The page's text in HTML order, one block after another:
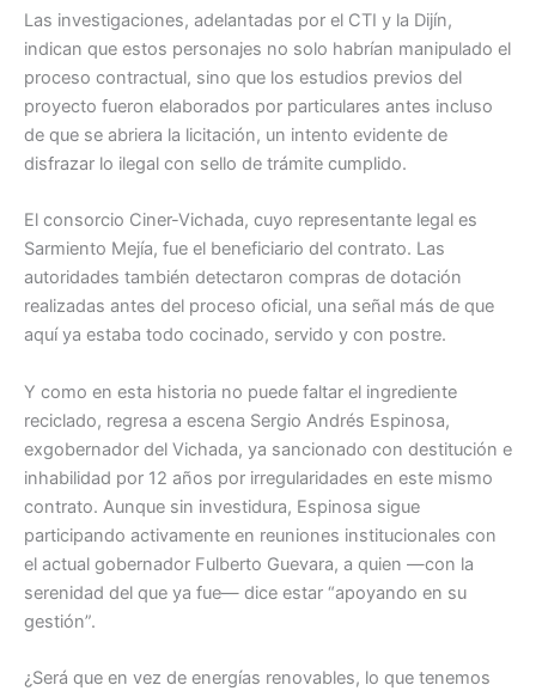
Las investigaciones, adelantadas por el CTI y la Dijín,
indican que estos personajes no solo habrían manipulado el
proceso contractual, sino que los estudios previos del
proyecto fueron elaborados por particulares antes incluso
de que se abriera la licitación, un intento evidente de
disfrazar lo ilegal con sello de trámite cumplido.
El consorcio Ciner-Vichada, cuyo representante legal es
Sarmiento Mejía, fue el beneficiario del contrato. Las
autoridades también detectaron compras de dotación
realizadas antes del proceso oficial, una señal más de que
aquí ya estaba todo cocinado, servido y con postre.
Y como en esta historia no puede faltar el ingrediente
reciclado, regresa a escena Sergio Andrés Espinosa,
exgobernador del Vichada, ya sancionado con destitución e
inhabilidad por 12 años por irregularidades en este mismo
contrato. Aunque sin investidura, Espinosa sigue
participando activamente en reuniones institucionales con
el actual gobernador Fulberto Guevara, a quien —con la
serenidad del que ya fue— dice estar “apoyando en su
gestión”.
¿Será que en vez de energías renovables, lo que tenemos